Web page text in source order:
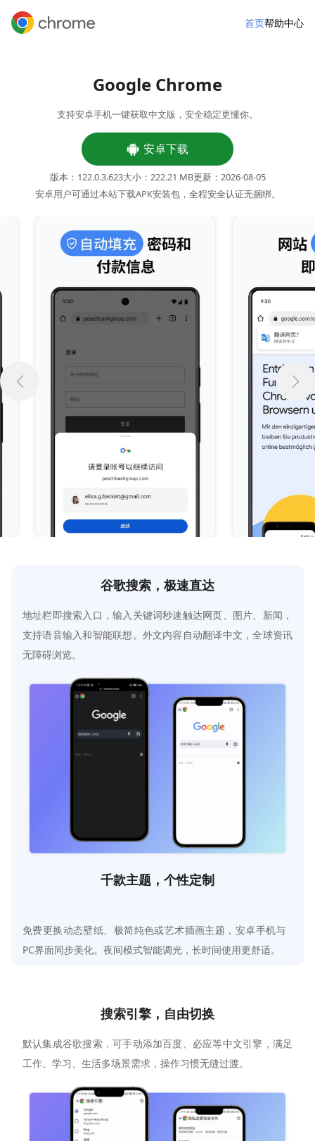
首页帮助中心
Google Chrome
支持安卓手机一键获取中文版，安全稳定更懂你。
安卓下载
版本： 122.0.3.623大小： 222.21 MB更新：2026-08-05
安卓用户可通过本站下载APK安装包，全程安全认证无捆绑。
谷歌搜索，极速直达
地址栏即搜索入口，输入关键词秒速触达网页、图片、新闻，
支持语音输入和智能联想。外文内容自动翻译中文，全球资讯
无障碍浏览。
千款主题，个性定制
免费更换动态壁纸、极简纯色或艺术插画主题，安卓手机与
PC界面同步美化。夜间模式智能调光，长时间使用更舒适。
搜索引擎，自由切换
默认集成谷歌搜索，可手动添加百度、必应等中文引擎，满足
工作、学习、生活多场景需求，操作习惯无缝过渡。